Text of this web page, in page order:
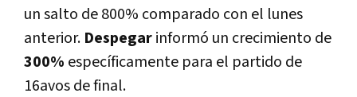
un salto de 800% comparado con el lunes
anterior. Despegarinformó un crecimiento de
300% específicamente para el partido de
16avos de final.